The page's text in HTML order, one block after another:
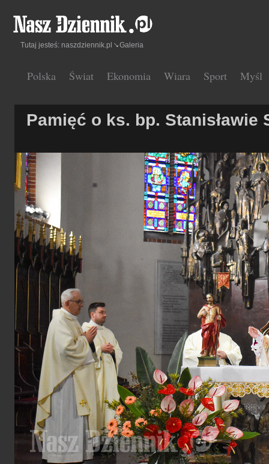
Polska Świat Ekonomia Wiara Sport Myśl
Tutaj jesteś: naszdziennik.pl Galeria
Pamięć o ks. bp. Stanisławie